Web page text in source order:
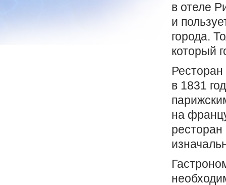
в отеле
и
города.
который
в 1831
на